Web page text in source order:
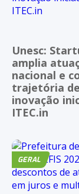
Unesc:
amplia
nacional e
trajetória de
inovação
ITEC.in
GERAL